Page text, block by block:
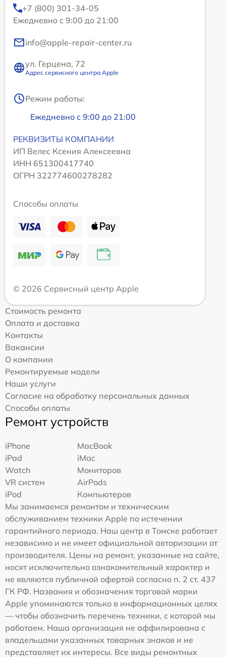
+7 (800) 301-34-05
Ежедневно с 9:00 до 21:00
info@apple-repair-center.ru
ул. Герцена, 72
Адрес сервисного центра Apple
Режим работы:
Ежедневно с 9:00 до 21:00
РЕКВИЗИТЫ КОМПАНИИ
ИП Велес Ксения Алексеевна
ИНН 651300417740
ОГРН 322774600278282
Способы оплаты
© 2026 Сервисный центр Apple
Стоимость ремонта
Оплата и доставка
Контакты
Вакансии
О компании
Ремонтируемые модели
Наши услуги
Согласие на обработку персональных данных
Способы оплаты
Ремонт устройств
iPhone
MacBook
iPad
iMac
Watch
Мониторов
VR систем
AirPods
iPod
Компьютеров
Мы занимаемся ремонтом и техническим
обслуживанием техники Apple по истечении
гарантийного периода. Наш центр в Томске работает
независимо и не имеет официальной авторизации от
производителя. Цены на ремонт, указанные на сайте,
носят исключительно ознакомительный характер и
не являются публичной офертой согласно п. 2 ст. 437
ГК РФ. Названия и обозначения торговой марки
Apple упоминаются только в информационных целях
— чтобы обозначить перечень техники, с которой мы
работаем. Наша организация не аффилирована с
владельцами указанных товарных знаков и не
представляет их интересы. Все виды ремонтных